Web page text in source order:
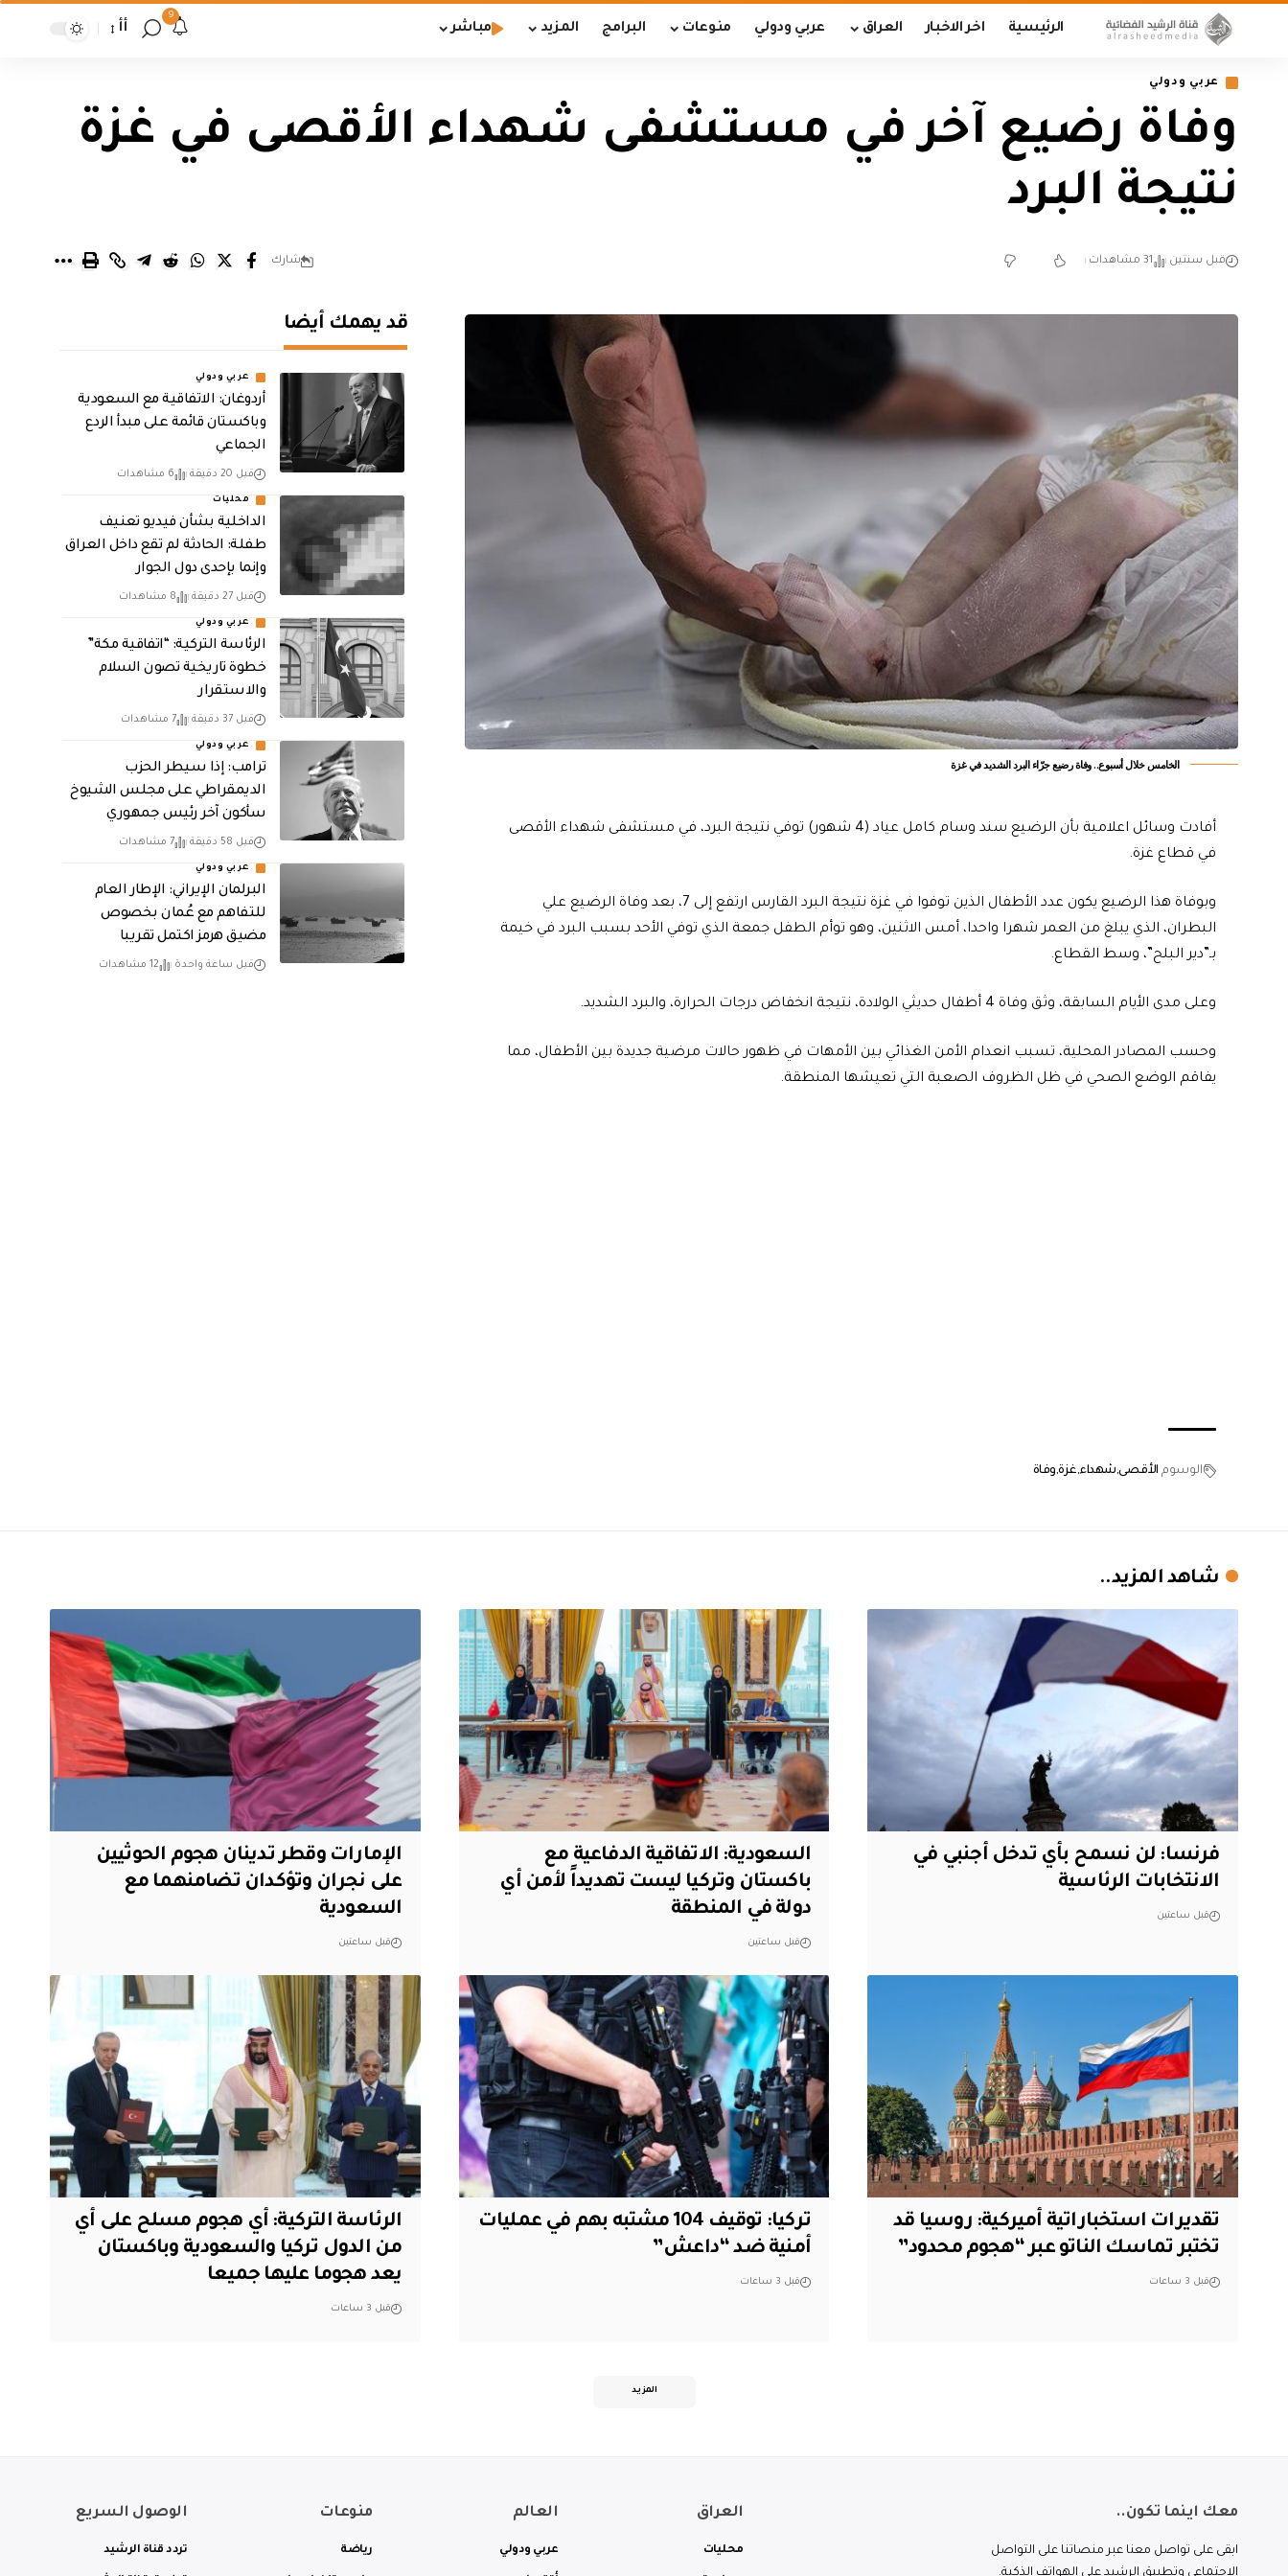
الرئيسية اخر الاخبار العراق عربي ودولي منوعات البرامج المزيد مباشر
9
أأ
عربي ودولي
وفاة رضيع آخر في مستشفى شهداء الأقصى في غزة
نتيجة البرد
قبل سنتين 31 مشاهدات شارك
الخامس خلال أسبوع.. وفاة رضيع جرّاء البرد الشديد في غزة
أفادت وسائل اعلامية بأن الرضيع سند وسام كامل عياد (4 شهور) توفي نتيجة البرد، في مستشفى شهداء الأقصى
في قطاع غزة.
وبوفاة هذا الرضيع يكون عدد الأطفال الذين توفوا في غزة نتيجة البرد القارس ارتفع إلى 7، بعد وفاة الرضيع علي
البطران، الذي يبلغ من العمر شهرا واحدا، أمس الاثنين، وهو توأم الطفل جمعة الذي توفي الأحد بسبب البرد في خيمة
بـ”دير البلح”، وسط القطاع.
وعلى مدى الأيام السابقة، وثق وفاة 4 أطفال حديثي الولادة، نتيجة انخفاض درجات الحرارة، والبرد الشديد.
وحسب المصادر المحلية، تسبب انعدام الأمن الغذائي بين الأمهات في ظهور حالات مرضية جديدة بين الأطفال، مما
يفاقم الوضع الصحي في ظل الظروف الصعبة التي تعيشها المنطقة.
الوسوم الأقصى شهداء غزة وفاة
قد يهمك أيضا
عربي ودولي
أردوغان: الاتفاقية مع السعودية
وباكستان قائمة على مبدأ الردع
الجماعي
قبل 20 دقيقة 6 مشاهدات
محليات
الداخلية بشأن فيديو تعنيف
طفلة: الحادثة لم تقع داخل العراق
وإنما بإحدى دول الجوار
قبل 27 دقيقة 8 مشاهدات
عربي ودولي
الرئاسة التركية: “اتفاقية مكة”
خطوة تاريخية تصون السلام
والاستقرار
قبل 37 دقيقة 7 مشاهدات
عربي ودولي
ترامب: إذا سيطر الحزب
الديمقراطي على مجلس الشيوخ
سأكون آخر رئيس جمهوري
قبل 58 دقيقة 7 مشاهدات
عربي ودولي
البرلمان الإيراني: الإطار العام
للتفاهم مع عُمان بخصوص
مضيق هرمز اكتمل تقريبا
قبل ساعة واحدة 12 مشاهدات
شاهد المزيد..
فرنسا: لن نسمح بأي تدخل أجنبي في
الانتخابات الرئاسية
قبل ساعتين
السعودية: الاتفاقية الدفاعية مع
باكستان وتركيا ليست تهديداً لأمن أي
دولة في المنطقة
قبل ساعتين
الإمارات وقطر تدينان هجوم الحوثيين
على نجران وتؤكدان تضامنهما مع
السعودية
قبل ساعتين
تقديرات استخباراتية أميركية: روسيا قد
تختبر تماسك الناتو عبر “هجوم محدود”
قبل 3 ساعات
تركيا: توقيف 104 مشتبه بهم في عمليات
أمنية ضد “داعش”
قبل 3 ساعات
الرئاسة التركية: أي هجوم مسلح على أي
من الدول تركيا والسعودية وباكستان
يعد هجوما عليها جميعا
قبل 3 ساعات
المزيد
معك اينما تكون..
ابقى على تواصل معنا عبر منصاتنا على التواصل
الاجتماعي وتطبيق الرشيد على الهواتف الذكية.
العراق
محليات
العالم
عربي ودولي
منوعات
رياضة
الوصول السريع
تردد قناة الرشيد